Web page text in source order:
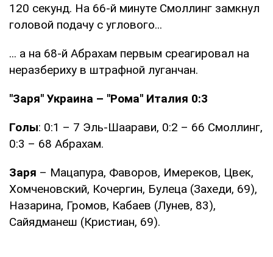
120 секунд. На 66-й минуте Смоллинг замкнул
головой подачу с углового...
... а на 68-й Абрахам первым среагировал на
неразбериху в штрафной луганчан.
"Заря" Украина – "Рома" Италия 0:3
Голы: 0:1 – 7 Эль-Шаарави, 0:2 – 66 Смоллинг,
0:3 – 68 Абрахам.
Заря – Мацапура, Фаворов, Имереков, Цвек,
Хомченовский, Кочергин, Булеца (Захеди, 69),
Назарина, Громов, Кабаев (Лунев, 83),
Сайядманеш (Кристиан, 69).